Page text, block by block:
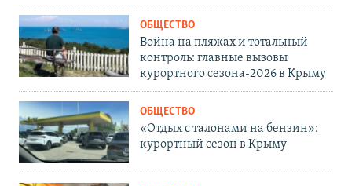
ОБЩЕСТВО
Война на пляжах и тотальный
контроль: главные вызовы
курортного сезона-2026 в Крыму
ОБЩЕСТВО
«Отдых с талонами на бензин»:
курортный сезон в Крыму